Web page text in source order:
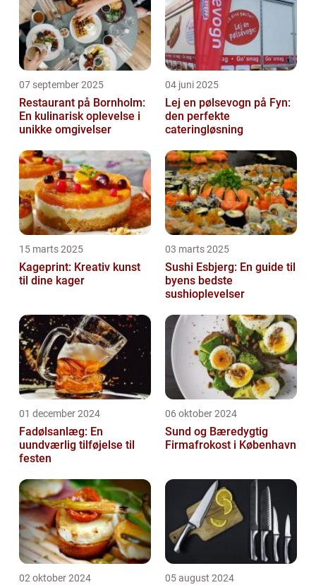
07 september 2025
Restaurant på Bornholm:
En kulinarisk oplevelse i
unikke omgivelser
04 juni 2025
Lej en pølsevogn på Fyn:
den perfekte
cateringløsning
15 marts 2025
Kageprint: Kreativ kunst
til dine kager
03 marts 2025
Sushi Esbjerg: En guide til
byens bedste
sushioplevelser
01 december 2024
Fadølsanlæg: En
uundværlig tilføjelse til
festen
06 oktober 2024
Sund og Bæredygtig
Firmafrokost i København
02 oktober 2024 05 august 2024